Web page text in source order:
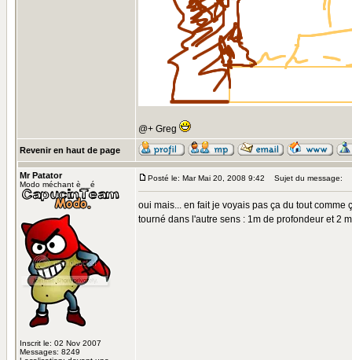
@+ Greg
Revenir en haut de page
Mr Patator
Modo méchant è__é
Inscrit le: 02 Nov 2007
Messages: 8249
Posté le: Mar Mai 20, 2008 9:42 Sujet du message:
oui mais... en fait je voyais pas ça du tout
tourné dans l'autre sens : 1m de profondeur et 2